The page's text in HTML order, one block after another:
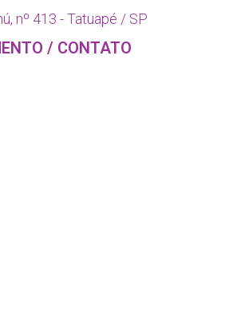
nº 413 - Tatuapé / SP
/ CONTATO